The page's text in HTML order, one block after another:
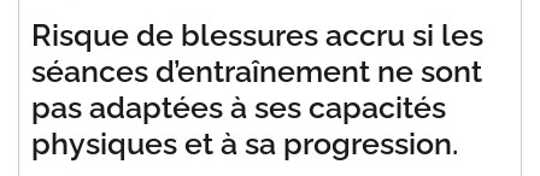
Risque de blessures accru si les
séances d’entraînement ne sont
pas adaptées à ses capacités
physiques et à sa progression.